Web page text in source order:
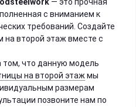
— это прочная
с вниманием к
требований. Создайте
второй этаж вместе с
том, что данную модель
на второй этажмы
размерам
позвоните нам по